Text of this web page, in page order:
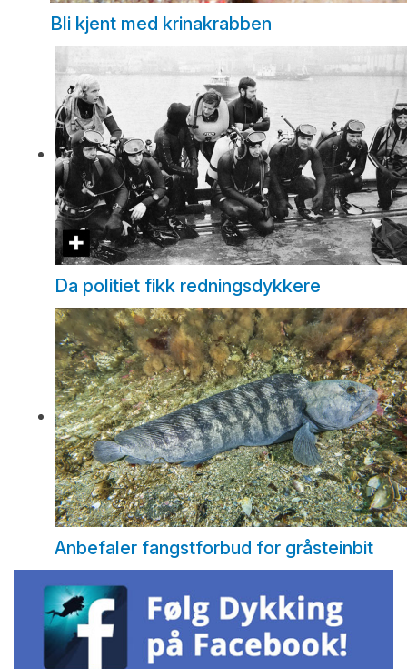
Bli kjent med krinakrabben
Da politiet fikk redningsdykkere
Anbefaler fangstforbud for gråsteinbit